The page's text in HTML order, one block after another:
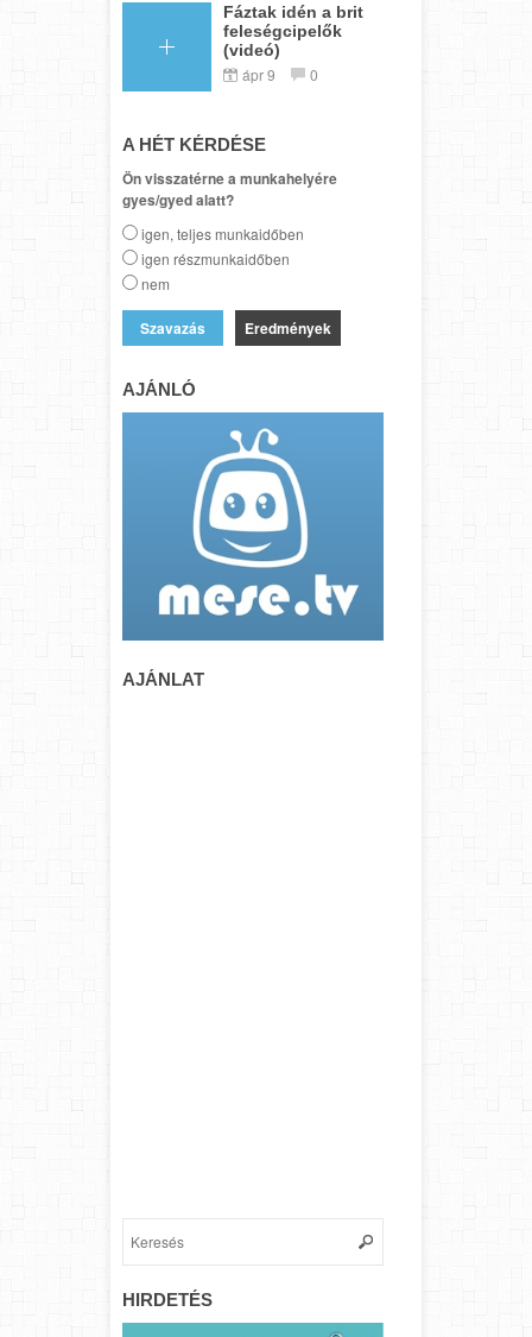
Fáztak idén a brit
feleségcipelők
(videó)
ápr 9 0
A HÉT KÉRDÉSE
Ön visszatérne a munkahelyére
gyes/gyed alatt?
igen, teljes munkaidőben
igen részmunkaidőben
nem
Eredmények
AJÁNLÓ
AJÁNLAT
HIRDETÉS